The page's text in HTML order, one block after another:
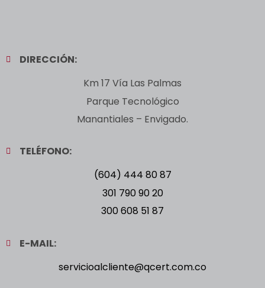
DIRECCIÓN:
Km 17 Vía Las Palmas
Parque Tecnológico
Manantiales – Envigado.
TELÉFONO:
(604) 444 80 87
301 790 90 20
300 608 51 87
E-MAIL:
servicioalcliente@qcert.com.co